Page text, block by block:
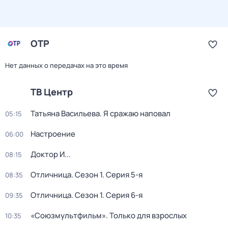
ОТР
Нет данных о передачах на это время
ТВ Центр
05:15 Татьяна Васильева. Я сражаю наповал
06:00 Настроение
08:15 Доктор И...
08:35 Отличница. Сезон 1. Серия 5-я
09:35 Отличница. Сезон 1. Серия 6-я
10:35 «Союзмультфильм». Только для взрослых